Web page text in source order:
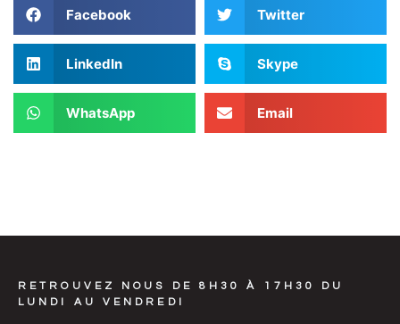
Facebook Twitter
LinkedIn Skype
WhatsApp Email
RETROUVEZ NOUS DE 8H30 À 17H30 DU
LUNDI AU VENDREDI